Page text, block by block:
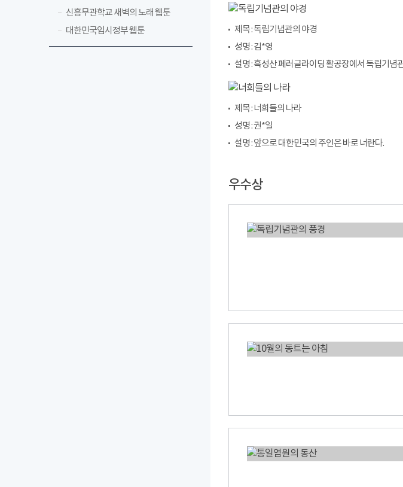
신흥무관학교 새벽의 노래 웹툰
대한민국임시정부 웹툰
제목 : 독립기념관의 야경
성명 : 김*영
설명 : 흑성산 페러글라이딩 활공장에서 독립기념
제목 : 너희들의 나라
성명 : 권*일
설명 : 앞으로 대한민국의 주인은 바로 너란다.
우수상